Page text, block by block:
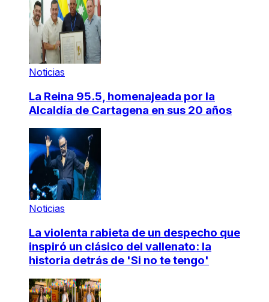
Noticias
La Reina 95.5, homenajeada por la
Alcaldía de Cartagena en sus 20 años
Noticias
La violenta rabieta de un despecho que
inspiró un clásico del vallenato: la
historia detrás de 'Si no te tengo'